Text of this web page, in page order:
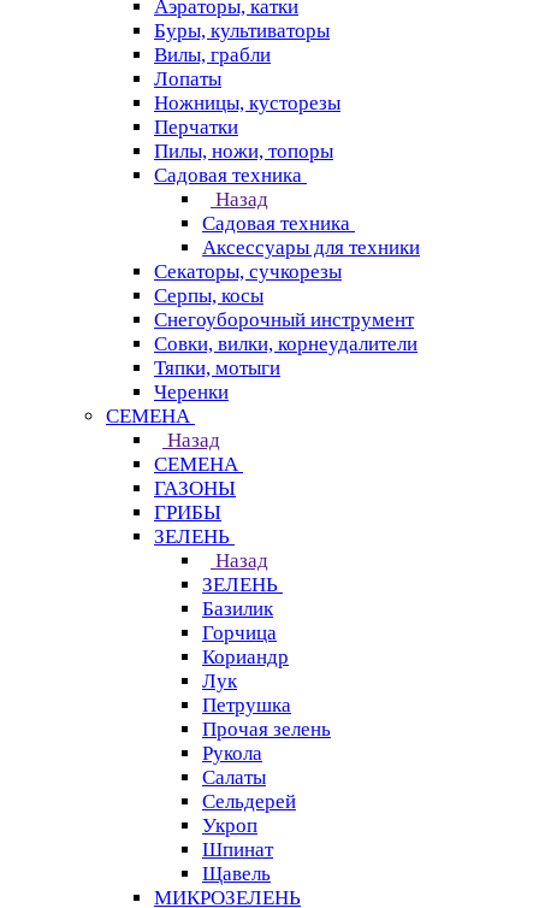
Аэраторы, катки
Буры, культиваторы
Вилы, грабли
Лопаты
Ножницы, кусторезы
Перчатки
Пилы, ножи, топоры
Садовая техника
Назад
Садовая техника
Аксессуары для техники
Секаторы, сучкорезы
Серпы, косы
Снегоуборочный инструмент
Совки, вилки, корнеудалители
Тяпки, мотыги
Черенки
СЕМЕНА
Назад
СЕМЕНА
ГАЗОНЫ
ГРИБЫ
ЗЕЛЕНЬ
Назад
ЗЕЛЕНЬ
Базилик
Горчица
Кориандр
Лук
Петрушка
Прочая зелень
Рукола
Салаты
Сельдерей
Укроп
Шпинат
Щавель
МИКРОЗЕЛЕНЬ